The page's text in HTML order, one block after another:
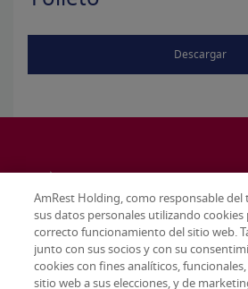
Descargar
AmRest Holding, como responsable
sus datos personales utilizando cookies
correcto funcionamiento del sitio web.
junto con sus socios y con su
cookies con fines analíticos,
sitio web a sus elecciones, y de